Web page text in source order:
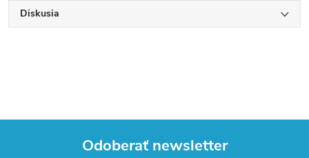
Diskusia
Odoberať newsletter